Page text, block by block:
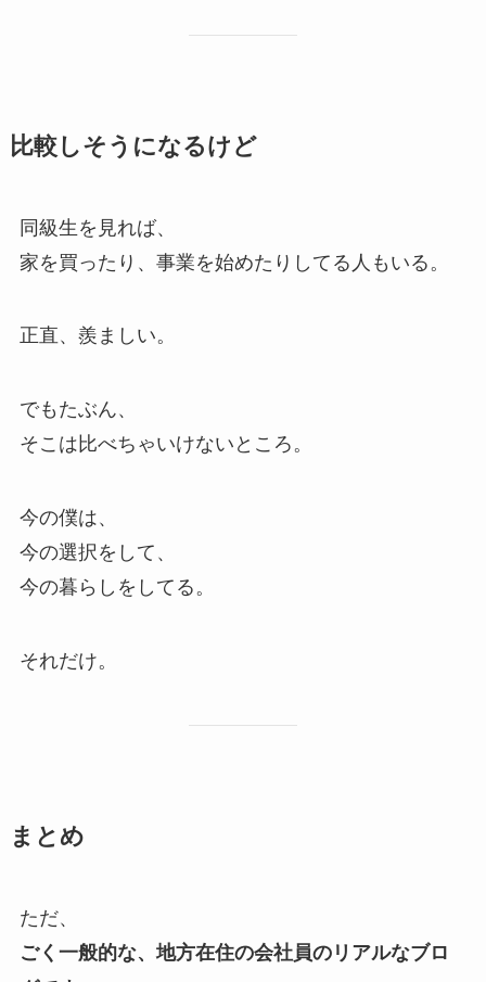
比較しそうになるけど
同級生を見れば、
家を買ったり、事業を始めたりしてる人もいる。
正直、羨ましい。
でもたぶん、
そこは比べちゃいけないところ。
今の僕は、
今の選択をして、
今の暮らしをしてる。
それだけ。
まとめ
ただ、
ごく一般的な、地方在住の会社員のリアルなブロ